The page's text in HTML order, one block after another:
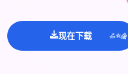
现在下载 ✨⭐💫